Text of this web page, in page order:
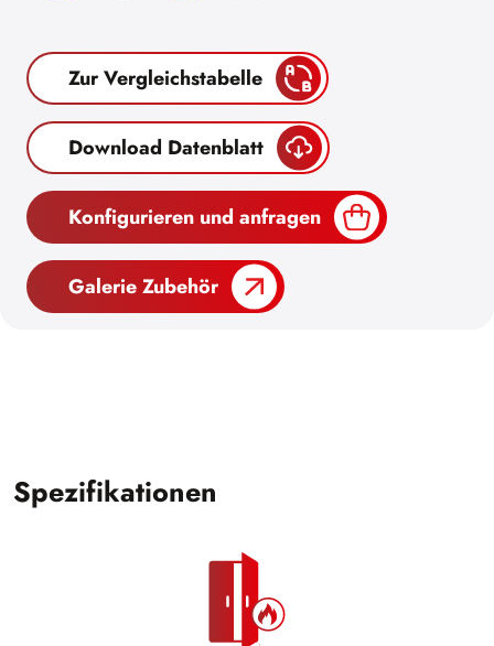
Zur Vergleichstabelle
Download Datenblatt
Konfigurieren und anfragen
Galerie Zubehör
Spezifikationen